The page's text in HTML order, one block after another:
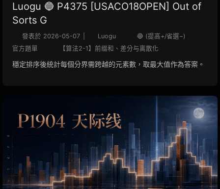
Luogu 🔵 P4375 [USACO18OPEN] Out of
Sorts G
發表於 2026-05-07 Luogu
🔵 (提高+/省選−)
官方題單
【算法2-1】前缀和、差分与离散化
穩定排序後統計每個分界需跨越的元素數，取最大值作為答案。